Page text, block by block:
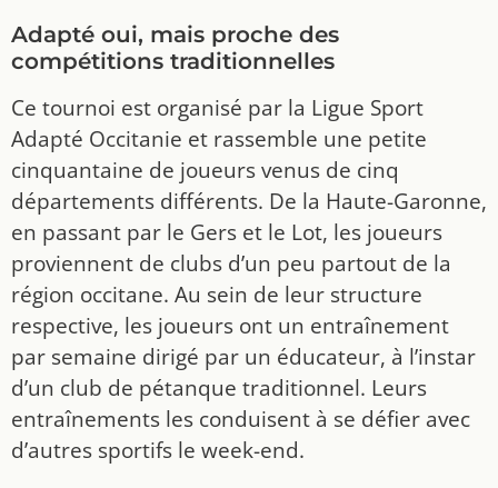
Adapté oui, mais proche des
compétitions traditionnelles
Ce tournoi est organisé par la Ligue Sport
Adapté Occitanie et rassemble une petite
cinquantaine de joueurs venus de cinq
départements différents. De la Haute-Garonne,
en passant par le Gers et le Lot, les joueurs
proviennent de clubs d’un peu partout de la
région occitane. Au sein de leur structure
respective, les joueurs ont un entraînement
par semaine dirigé par un éducateur, à l’instar
d’un club de pétanque traditionnel. Leurs
entraînements les conduisent à se défier avec
d’autres sportifs le week-end.